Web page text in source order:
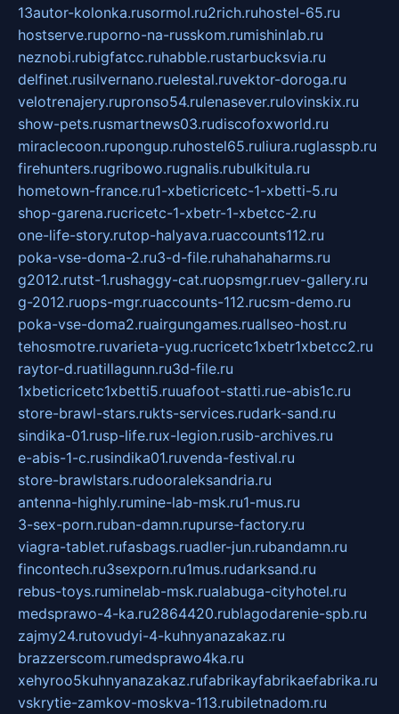
13autor-kolonka.rusormol.ru2rich.ruhostel-65.ru
hostserve.ruporno-na-russkom.rumishinlab.ru
neznobi.rubigfatcc.ruhabble.rustarbucksvia.ru
delfinet.rusilvernano.ruelestal.ruvektor-doroga.ru
velotrenajery.rupronso54.rulenasever.rulovinskix.ru
show-pets.rusmartnews03.rudiscofoxworld.ru
miraclecoon.rupongup.ruhostel65.ruliura.ruglasspb.ru
firehunters.rugribowo.rugnalis.rubulkitula.ru
hometown-france.ru1-xbeticricetc-1-xbetti-5.ru
shop-garena.rucricetc-1-xbetr-1-xbetcc-2.ru
one-life-story.rutop-halyava.ruaccounts112.ru
poka-vse-doma-2.ru3-d-file.ruhahahaharms.ru
g2012.rutst-1.rushaggy-cat.ruopsmgr.ruev-gallery.ru
g-2012.ruops-mgr.ruaccounts-112.rucsm-demo.ru
poka-vse-doma2.ruairgungames.ruallseo-host.ru
tehosmotre.ruvarieta-yug.rucricetc1xbetr1xbetcc2.ru
raytor-d.ruatillagunn.ru3d-file.ru
1xbeticricetc1xbetti5.ruuafoot-statti.rue-abis1c.ru
store-brawl-stars.rukts-services.rudark-sand.ru
sindika-01.rusp-life.rux-legion.rusib-archives.ru
e-abis-1-c.rusindika01.ruvenda-festival.ru
store-brawlstars.rudooraleksandria.ru
antenna-highly.rumine-lab-msk.ru1-mus.ru
3-sex-porn.ruban-damn.rupurse-factory.ru
viagra-tablet.rufasbags.ruadler-jun.rubandamn.ru
fincontech.ru3sexporn.ru1mus.rudarksand.ru
rebus-toys.ruminelab-msk.rualabuga-cityhotel.ru
medsprawo-4-ka.ru2864420.rublagodarenie-spb.ru
zajmy24.rutovudyi-4-kuhnyanazakaz.ru
brazzerscom.rumedsprawo4ka.ru
xehyroo5kuhnyanazakaz.rufabrikayfabrikaefabrika.ru
vskrytie-zamkov-moskva-113.rubiletnadom.ru